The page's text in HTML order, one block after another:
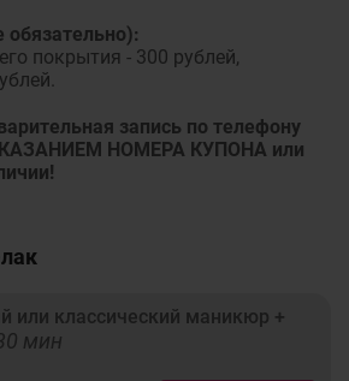
обязательно):
покрытия - 300 рублей,
запись по телефону
НОМЕРА КУПОНА или
или классический маникюр +
мин